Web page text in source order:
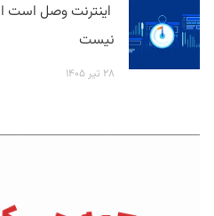
اینترنت وصل است
نیست
۲۸ تیر ۱۴۰۵